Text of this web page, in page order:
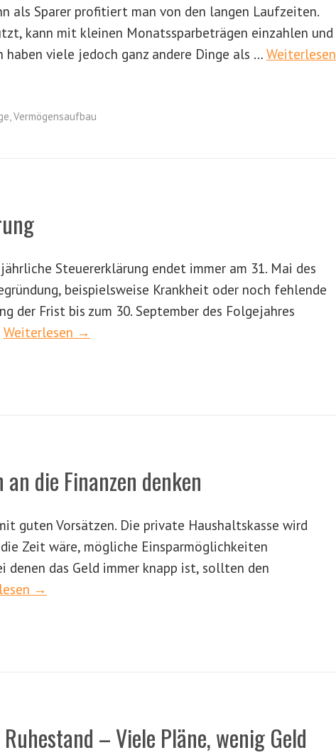
als Sparer profitiert man von den langen Laufzeiten.
kann mit kleinen Monatssparbeträgen einzahlen und
haben viele jedoch ganz andere Dinge als … Weiterlesen
,Vermögensaufbau
Steuererklärung endet immer am 31. Mai des
beispielsweise Krankheit oder noch fehlende
der Frist bis zum 30. September des Folgejahres
Weiterlesen →
die Finanzen denken
guten Vorsätzen. Die private Haushaltskasse wird
Zeit wäre, mögliche Einsparmöglichkeiten
denen das Geld immer knapp ist, sollten den
→
– Viele Pläne, wenig Geld